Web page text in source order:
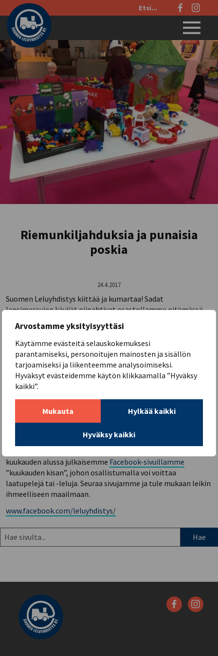
Arvostamme yksityisyyttäsi
Käytämme evästeitä selauskokemuksesi
parantamiseksi, personoitujen mainosten ja sisällön
tarjoamiseksi ja liikenteemme analysoimiseksi.
Hyväksyt evästeidemme käytön klikkaamalla ”Hyväksy
kaikki”.
Mukauta Hylkää kaikki
Hyväksy kaikki
Etsi
sivustolta:
Riemunkiljahduksia ja punaisia
poskia
24.4.2017
Suomen Leluyhdistys kiittää ja kumartaa! Sadat
lapsimessujen kävijät piipahtivat osastollamme pitämässä
pikkusormia. Ja ne riemunkiljahdukset! Nekin kuuluivat
meidän osastoltamme.
Oli huippua nähdä, miten avoimin mielin lapset testasivat
leluja. Pienet kiinnostuivat isojen leluista – ja päinvastoin.
Arvomme viidelle onnelliselle messuvieraalle 100 euron
arvoisen lelusetin. Voittajille ilmoitetaan palkinnoista
kuukauden alussa julkaisemme Facebook-sivuillamme
”kuukauden kisan”, johon osallistumalla voi voittaa
laatupelejä tai -leluja. Seuraa sivujamme ja tule mukaan leikin
ihmeelliseen maailmaan.
www.facebook.com/leluyhdistys/
Hae
sivulta: